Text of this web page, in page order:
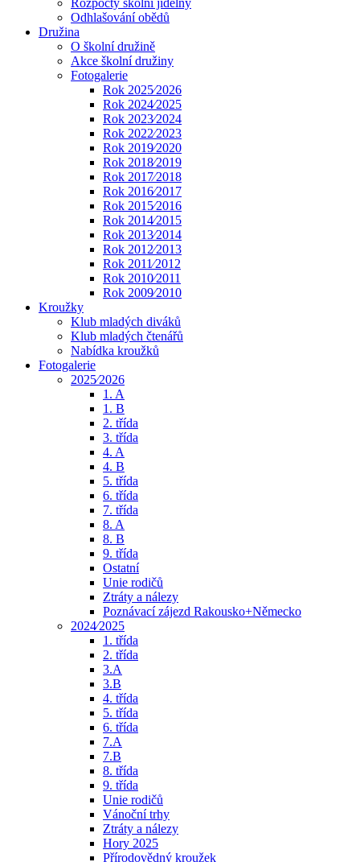
Rozpočty školní jídelny
Odhlašování obědů
Družina
O školní družině
Akce školní družiny
Fotogalerie
Rok 2025⁄2026
Rok 2024⁄2025
Rok 2023⁄2024
Rok 2022⁄2023
Rok 2019⁄2020
Rok 2018⁄2019
Rok 2017⁄2018
Rok 2016⁄2017
Rok 2015⁄2016
Rok 2014⁄2015
Rok 2013⁄2014
Rok 2012⁄2013
Rok 2011⁄2012
Rok 2010⁄2011
Rok 2009⁄2010
Kroužky
Klub mladých diváků
Klub mladých čtenářů
Nabídka kroužků
Fotogalerie
2025⁄2026
1. A
1. B
2. třída
3. třída
4. A
4. B
5. třída
6. třída
7. třída
8. A
8. B
9. třída
Ostatní
Unie rodičů
Ztráty a nálezy
Poznávací zájezd Rakousko+Německo
2024⁄2025
1. třída
2. třída
3.A
3.B
4. třída
5. třída
6. třída
7.A
7.B
8. třída
9. třída
Unie rodičů
Vánoční trhy
Ztráty a nálezy
Hory 2025
Přírodovědný kroužek